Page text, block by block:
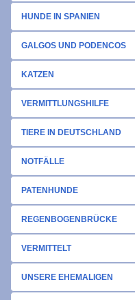
HUNDE IN SPANIEN
GALGOS UND PODENCOS
KATZEN
VERMITTLUNGSHILFE
TIERE IN DEUTSCHLAND
NOTFÄLLE
PATENHUNDE
REGENBOGENBRÜCKE
VERMITTELT
UNSERE EHEMALIGEN